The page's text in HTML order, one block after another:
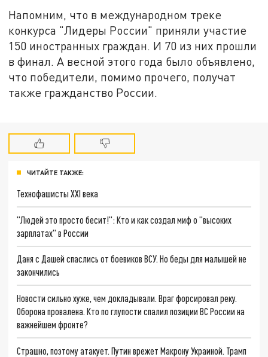
Напомним, что в международном треке
конкурса "Лидеры России" приняли участие
150 иностранных граждан. И 70 из них прошли
в финал. А весной этого года было объявлено,
что победители, помимо прочего, получат
также гражданство России.
ЧИТАЙТЕ ТАКЖЕ:
Технофашисты XXI века
"Людей это просто бесит!": Кто и как создал миф о "высоких
зарплатах" в России
Даня с Дашей спаслись от боевиков ВСУ. Но беды для малышей не
закончились
Новости сильно хуже, чем докладывали. Враг форсировал реку.
Оборона провалена. Кто по глупости спалил позиции ВС России на
важнейшем фронте?
Страшно, поэтому атакует. Путин врежет Макрону Украиной. Трамп